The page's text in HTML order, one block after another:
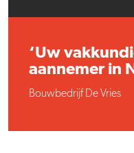
‘Uw
aannemer in
Bouwbedrijf De Vries